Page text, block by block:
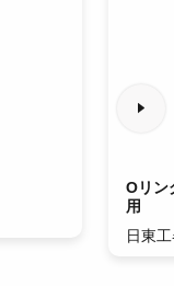
Oリン
用
日東